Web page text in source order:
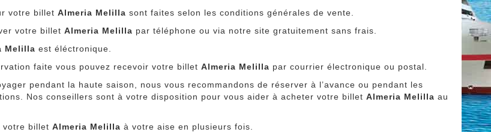
votre billetAlmeria Melilla sont faites selon les conditions générales de vente.
votre billetAlmeria Melilla par téléphone ou via notre site gratuitement sans frais.
Melilla est éléctronique.
faite vous pouvez recevoir votre billetAlmeria Melilla par courrier électronique ou postal.
pendant la haute saison, nous vous recommandons de réserver à l’avance ou pendant les
Nos conseillers sont à votre disposition pour vous aider à acheter votre billetAlmeria Melilla au
votre billetAlmeria Melilla à votre aise en plusieurs fois.